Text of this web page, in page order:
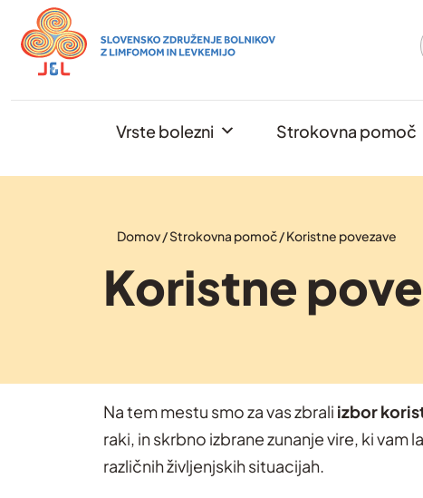
Skip
to
content
Vrste bolezni Strokovna pomoč
Domov/Strokovna pomoč/Koristne povezave
Koristne
Na tem mestu smo za vas zbrali izbor
raki, in skrbno izbrane zunanje vire, ki
različnih življenjskih situacijah.